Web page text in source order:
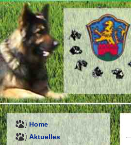
Home
Aktuelles